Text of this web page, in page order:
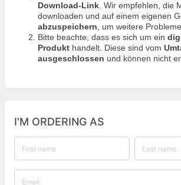
Download-Link . Wir empfehlen, die
downloaden und auf einem eigenen
abzuspeichern , um weitere
Bitte beachte, dass es sich um ein
Produkt handelt. Diese sind vom
ausgeschlossen und können nicht
I'M ORDERING AS